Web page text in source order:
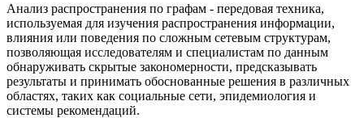
Анализ распространения по графам - передовая техника,
используемая для изучения распространения информации,
влияния или поведения по сложным сетевым структурам,
позволяющая исследователям и специалистам по данным
обнаруживать скрытые закономерности, предсказывать
результаты и принимать обоснованные решения в различных
областях, таких как социальные сети, эпидемиология и
системы рекомендаций.